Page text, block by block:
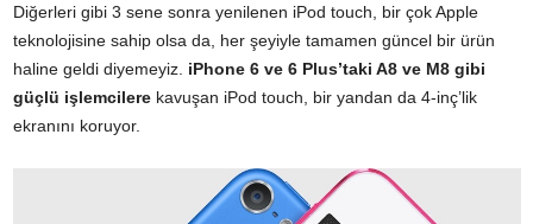
Diğerleri gibi 3 sene sonra yenilenen iPod touch, bir çok Apple
teknolojisine sahip olsa da, her şeyiyle tamamen güncel bir ürün
haline geldi diyemeyiz. iPhone 6 ve 6 Plus’taki A8 ve M8 gibi
güçlü işlemcilere kavuşan iPod touch, bir yandan da 4-inç’lik
ekranını koruyor.